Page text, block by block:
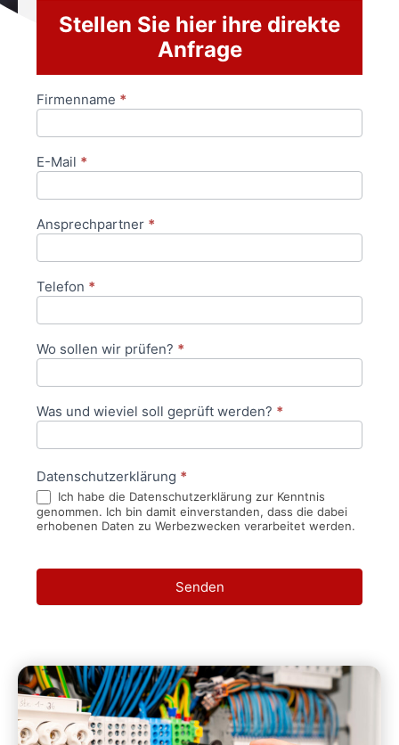
Stellen Sie hier ihre direkte
Anfrage
Anfrageformular
Firmenname *
E-Mail *
Ansprechpartner *
Telefon *
Wo sollen wir prüfen? *
Was und wieviel soll geprüft werden? *
Datenschutzerklärung *
Ich habe die Datenschutzerklärung zur Kenntnis
genommen. Ich bin damit einverstanden, dass die dabei
erhobenen Daten zu Werbezwecken verarbeitet werden.
Senden